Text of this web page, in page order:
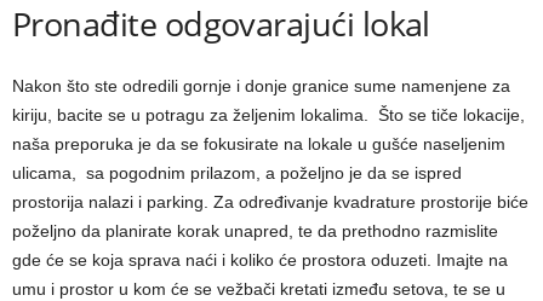
Pronađite odgovarajući lokal
Nakon što ste odredili gornje i donje granice sume namenjene za
kiriju, bacite se u potragu za željenim lokalima. Što se tiče lokacije,
naša preporuka je da se fokusirate na lokale u gušće naseljenim
ulicama, sa pogodnim prilazom, a poželjno je da se ispred
prostorija nalazi i parking. Za određivanje kvadrature prostorije biće
poželjno da planirate korak unapred, te da prethodno razmislite
gde će se koja sprava naći i koliko će prostora oduzeti. Imajte na
umu i prostor u kom će se vežbači kretati između setova, te se u